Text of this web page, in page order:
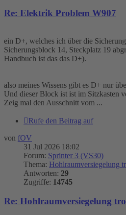
Re: Elektrik Problem W907
ein D+, welches ich über die
Sicherungsblock 14, Steckplatz 19
Handbuch ist das das D+).
also meines Wissens gibt es D+ nur
Und dieser Block ist ist im Sitzkasten
Zeig mal den Ausschnitt vom ...
Rufe den Beitrag auf
von fOV
31 Jul 2026 18:02
Forum: Sprinter 3 (VS30)
Thema: Hohlraumversiegelung
Antworten: 29
Zugriffe: 14745
Re: Hohlraumversiegelung